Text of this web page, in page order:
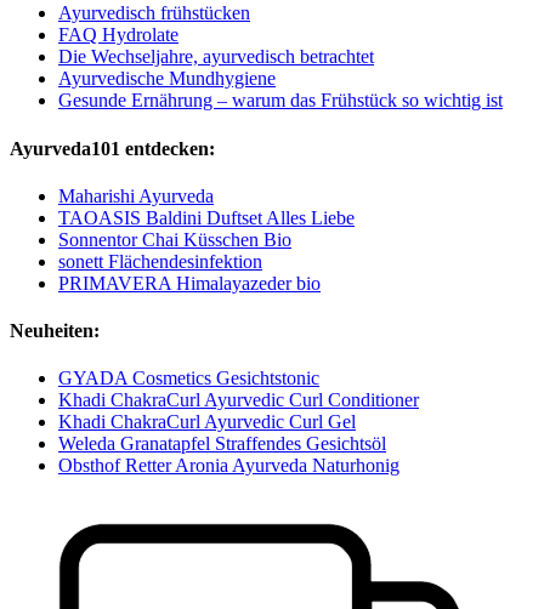
Ayurvedisch frühstücken
FAQ Hydrolate
Die Wechseljahre, ayurvedisch betrachtet
Ayurvedische Mundhygiene
Gesunde Ernährung – warum das Frühstück so wichtig ist
Ayurveda101 entdecken:
Maharishi Ayurveda
TAOASIS Baldini Duftset Alles Liebe
Sonnentor Chai Küsschen Bio
sonett Flächendesinfektion
PRIMAVERA Himalayazeder bio
Neuheiten:
GYADA Cosmetics Gesichtstonic
Khadi ChakraCurl Ayurvedic Curl Conditioner
Khadi ChakraCurl Ayurvedic Curl Gel
Weleda Granatapfel Straffendes Gesichtsöl
Obsthof Retter Aronia Ayurveda Naturhonig